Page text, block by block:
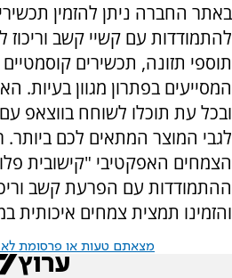
באתר החברה ניתן להזמין
להתמודדות עם קשיי קשב וריכוז
תוספי תזונה, תכשירים
המסייעים בפתרון מגוון בעיות.
ובכל עת תוכלו לשוחח בווצאפ
לגבי המוצר המתאים לכם ביותר.
הצמחים האפקטיבי "קישובית
ההתמודדות עם הפרעת קשב
והזמינו תמצית צמחים איכותית
מצאתם טעות או פרסומת לא